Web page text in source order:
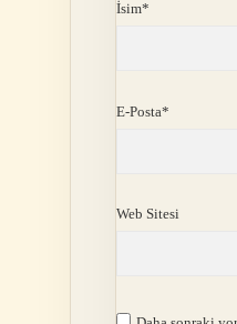
İsim*
E-Posta*
Web Sitesi